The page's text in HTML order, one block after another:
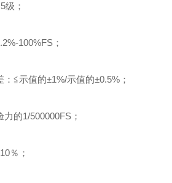
级；
100%FS ；
≦示值的±1%/示值的±0.5% ；
力的1/500000FS ；
10％；